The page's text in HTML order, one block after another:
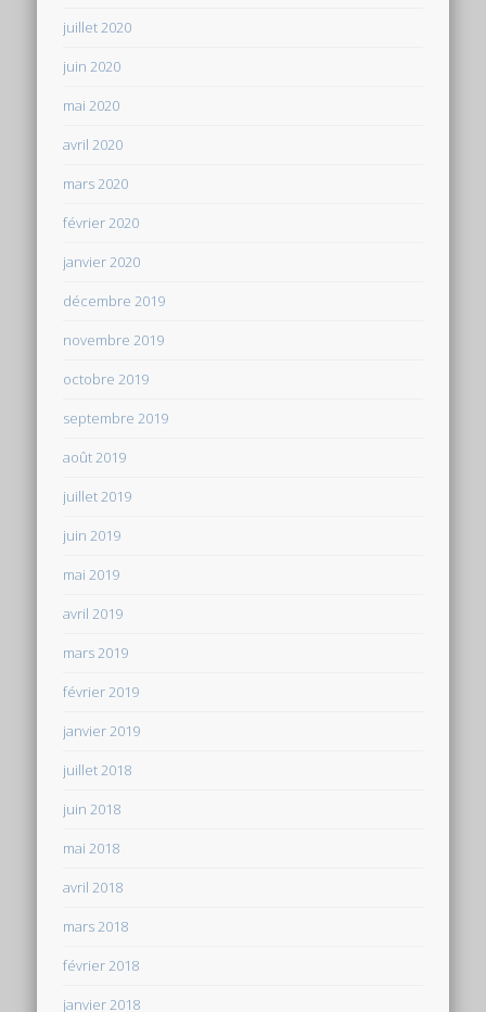
juillet 2020
juin 2020
mai 2020
avril 2020
mars 2020
février 2020
janvier 2020
décembre 2019
novembre 2019
octobre 2019
septembre 2019
août 2019
juillet 2019
juin 2019
mai 2019
avril 2019
mars 2019
février 2019
janvier 2019
juillet 2018
juin 2018
mai 2018
avril 2018
mars 2018
février 2018
janvier 2018